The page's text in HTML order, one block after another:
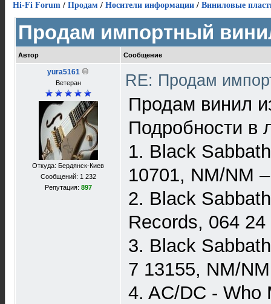
Hi-Fi Forum / Продам / Носители информации / Виниловые
Продам импортный
Автор Сообщение
yura5161
Ветеран
Откуда: Бердянск-Киев
Сообщений: 1 232
Репутация: 897
RE: Продам
Продам винил
Подробности в
1. Black
10701, NM/NM
2. Black
Records, 064
3. Black
7 13155, NM/
4. AC/DC - Who